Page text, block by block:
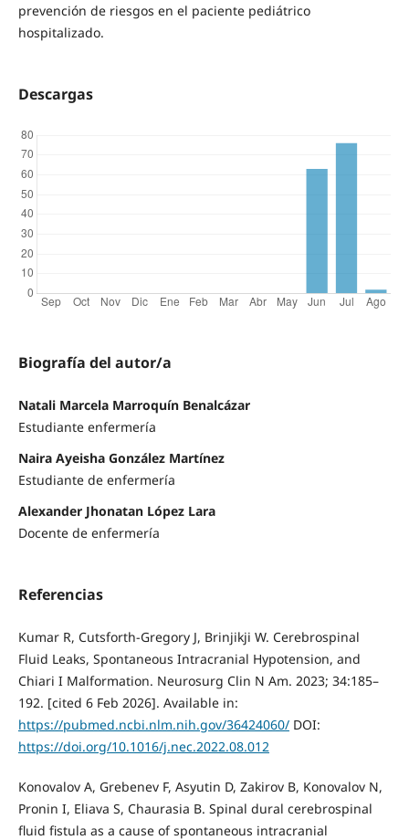
prevención de riesgos en el paciente pediátrico
hospitalizado.
Descargas
Biografía del autor/a
Natali Marcela Marroquín Benalcázar
Estudiante enfermería
Naira Ayeisha González Martínez
Estudiante de enfermería
Alexander Jhonatan López Lara
Docente de enfermería
Referencias
Kumar R, Cutsforth-Gregory J, Brinjikji W. Cerebrospinal
Fluid Leaks, Spontaneous Intracranial Hypotension, and
Chiari I Malformation. Neurosurg Clin N Am. 2023; 34:185–
192. [cited 6 Feb 2026]. Available in:
https://pubmed.ncbi.nlm.nih.gov/36424060/DOI:
https://doi.org/10.1016/j.nec.2022.08.012
Konovalov A, Grebenev F, Asyutin D, Zakirov B, Konovalov N,
Pronin I, Eliava S, Chaurasia B. Spinal dural cerebrospinal
fluid fistula as a cause of spontaneous intracranial